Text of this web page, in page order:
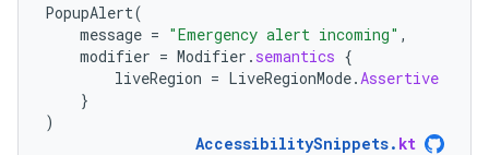
PopupAlert(
message = "Emergency alert incoming" ,
modifier = Modifier . semantics {
liveRegion = LiveRegionMode. Assertive
}
)
AccessibilitySnippets. kt